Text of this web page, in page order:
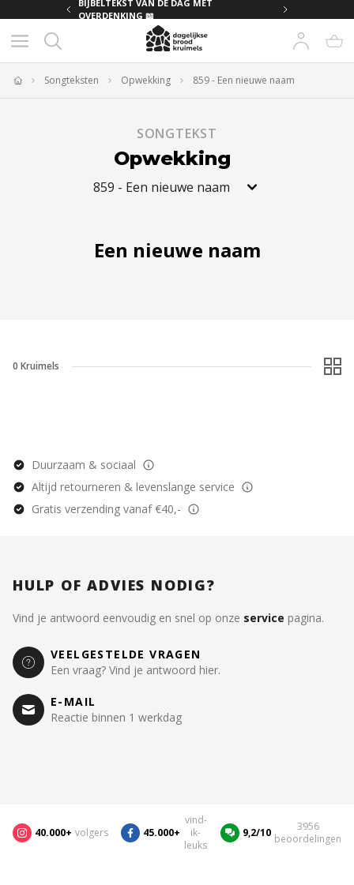
BIJBELTEKST VAN DE DAG MET
OVERDENKING 📖
Songteksten Opwekking 859 - Een nieuwe naam
SONGTEKST
Opwekking
859 - Een nieuwe naam
Een nieuwe naam
0 Kruimels
Duurzaam & sociaal
Altijd retourneren & levenslange service
Gratis verzending vanaf €40,-
HULP OF ADVIES NODIG?
Vind je antwoord eenvoudig en snel op onze service pagina.
VEELGESTELDE VRAGEN
Een vraag? Vind je antwoord hier.
E-MAIL
Reactie binnen 1 werkdag
40.000+ volgers 45.000+
vind-
ik-
leuks
9,2/10
3956
beoordelingen